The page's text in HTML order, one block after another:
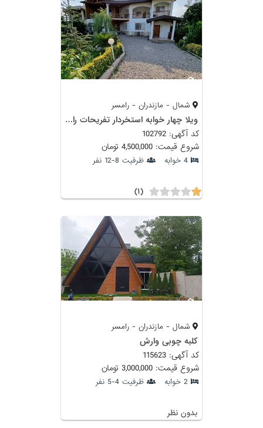
شمال - مازندران - رامسر
ویلا چهار خوابه استخردار تفریحات رامسر
کد آگهی: 102792
شروع قیمت: 4,500,000 تومان
4 خوابه ظرفیت 8-12 نفر
(۱)
شمال - مازندران - رامسر
کلبه چوبی وارش
کد آگهی: 115623
شروع قیمت: 3,000,000 تومان
2 خوابه ظرفیت 4-5 نفر
بدون نظر